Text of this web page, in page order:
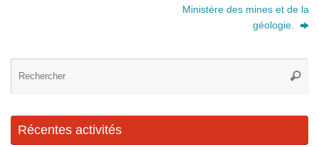
Ministère des mines et de la
géologie.
Récentes activités